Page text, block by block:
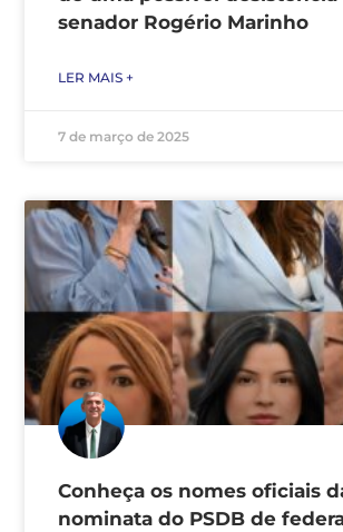
senador Rogério Marinho
LER MAIS +
7 de março de 2025
Conheça os nomes oficiais
nominata do PSDB de